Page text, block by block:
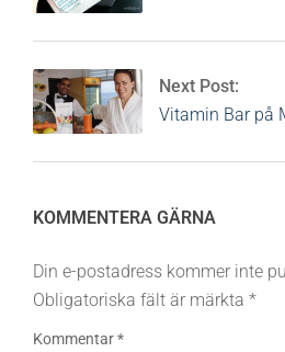
Next Post:
Vitamin Bar på
KOMMENTERA GÄRNA
Din e-postadress kommer inte
Obligatoriska fält är märkta *
Kommentar*